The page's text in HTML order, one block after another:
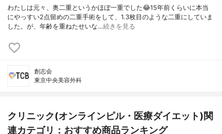
わたしは元々、奥二重というかほぼ一重でした😂15年前くらいに本当
にやっすい2点留めの二重手術をして、1.3枚目のような二重にしていま
した。が、年齢を重ねたせいな…続きを見る
創志会
東京中央美容外科
クリニック(オンラインピル・医療ダイエット)関
連カテゴリ：おすすめ商品ランキング